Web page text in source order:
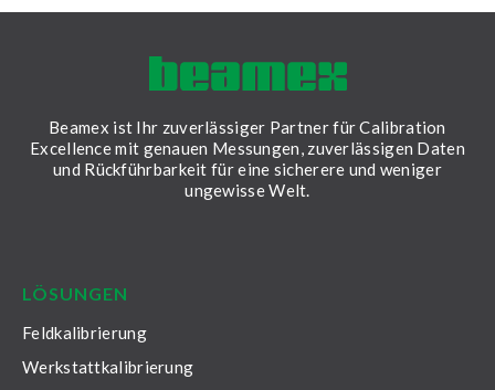
Beamex ist Ihr zuverlässiger Partner für Calibration
Excellence mit genauen Messungen, zuverlässigen Daten
und Rückführbarkeit für eine sicherere und weniger
ungewisse Welt.
LÖSUNGEN
Feldkalibrierung
Werkstattkalibrierung